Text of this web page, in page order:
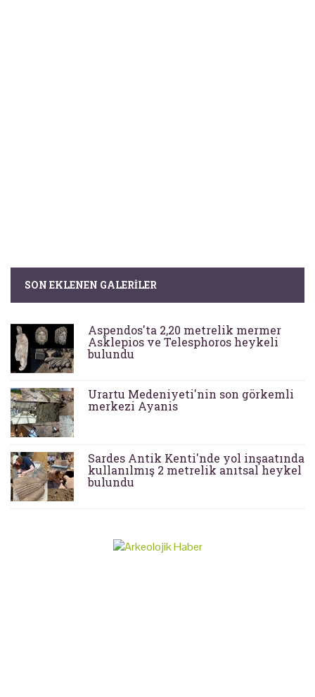
SON EKLENEN GALERILER
Aspendos'ta 2,20 metrelik mermer
Asklepios ve Telesphoros heykeli
bulundu
Urartu Medeniyeti'nin son görkemli
merkezi Ayanis
Sardes Antik Kenti'nde yol inşaatında
kullanılmış 2 metrelik anıtsal heykel
bulundu